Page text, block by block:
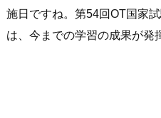
施日ですね。第54回OT国家
は、今までの学習の成果が発